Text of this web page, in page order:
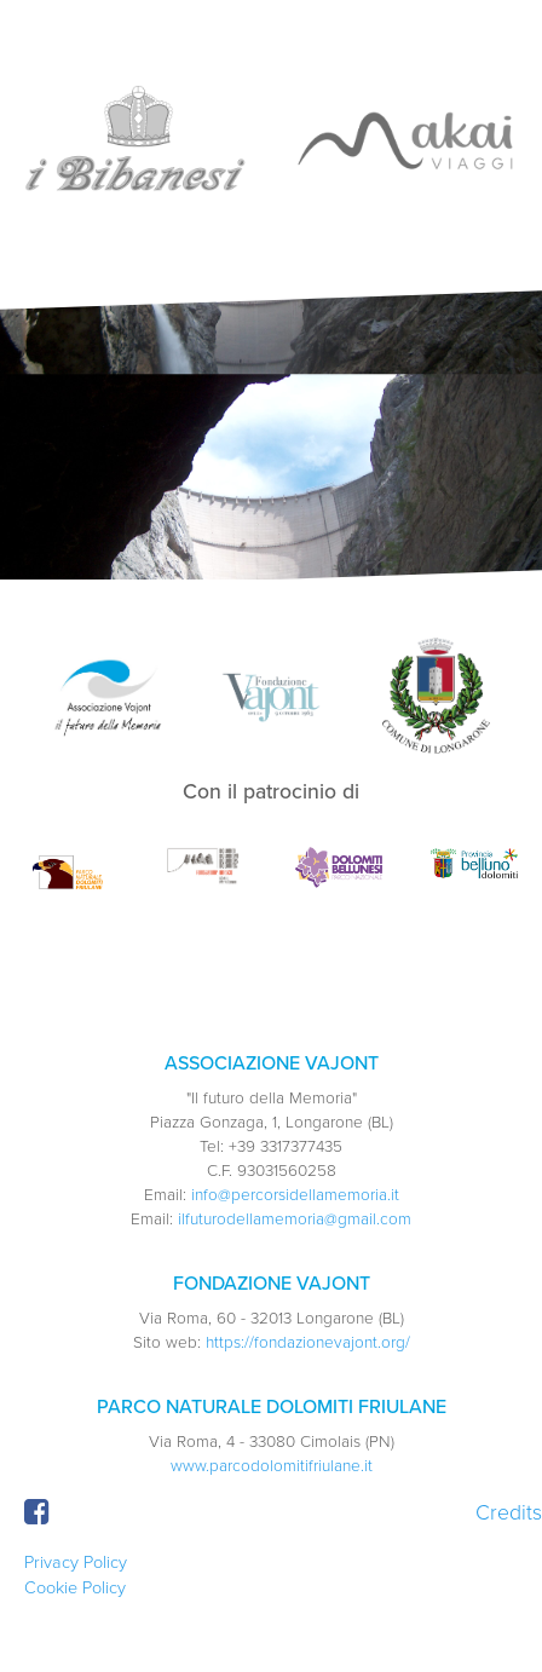
Con il patrocinio di
ASSOCIAZIONE VAJONT
"Il futuro della Memoria"
Piazza Gonzaga, 1, Longarone (BL)
Tel: +39 3317377435
C.F. 93031560258
Email: info@percorsidellamemoria.it
Email: ilfuturodellamemoria@gmail.com
FONDAZIONE VAJONT
Via Roma, 60 - 32013 Longarone (BL)
Sito web: https://fondazionevajont.org/
PARCO NATURALE DOLOMITI FRIULANE
Via Roma, 4 - 33080 Cimolais (PN)
www.parcodolomitifriulane.it
Privacy Policy
Cookie Policy
Credits